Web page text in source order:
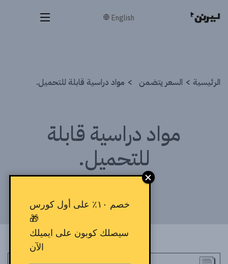
English
الرئيسية السعر يتضمن مواد دراسية قابلة للتحميل.
مواد دراسية قابلة
للتحميل.
خصم ١٠٪ على أول كورس
🎁
سيصلك كوبون على ايميلك
الآن